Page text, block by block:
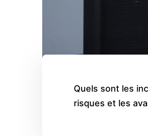
Quels sont les
risques et les